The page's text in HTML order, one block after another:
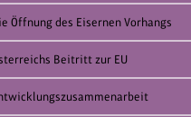
Öffnung des Eisernen Vorhangs
Beitritt zur EU